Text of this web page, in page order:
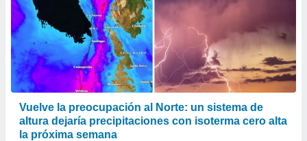
Vuelve la preocupación al Norte: un sistema de
altura dejaría precipitaciones con isoterma cero alta
la próxima semana